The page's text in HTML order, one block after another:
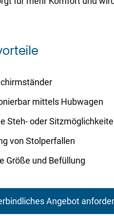
mittels Hubwagen
Steh- oder
von Stolperfallen
Größe und Befüllung
Angebot